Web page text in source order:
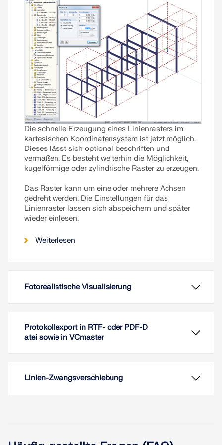
Holzbauteile hat und wie dies in RSTAB und RFEM
umgesetzt werden kann, wird nachfolgend erläutert.
Weiterlesen
Die schnelle Erzeugung eines Linienrasters im
kartesischen Koordinatensystem ist jetzt möglich.
Dieses lässt sich optional beschriften und
vermaßen. Es besteht weiterhin die Möglichkeit,
kugelförmige oder zylindrische Raster zu erzeugen.
Das Raster kann um eine oder mehrere Achsen
gedreht werden. Die Einstellungen für das
Linienraster lassen sich abspeichern und später
wieder einlesen.
Weiterlesen
Fotorealistische Visualisierung
Protokollexport in RTF- oder PDF-D
atei sowie in VCmaster
Linien-Zwangsverschiebung